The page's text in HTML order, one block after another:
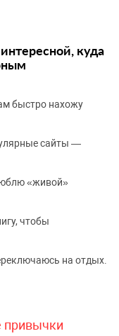
куда
быстро нахожу
сайты —
«живой»
чтобы
на отдых.
привычки